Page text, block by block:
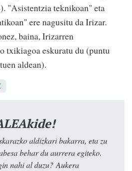
"Asistentzia teknikoan" eta
ere nagusitu da Irizar.
baina, Irizarren
txikiagoa eskuratu du (puntu
aldean).
aldizkari bakarra, eta zu
behar du aurrera egiteko.
nahi al duzu? Aukera